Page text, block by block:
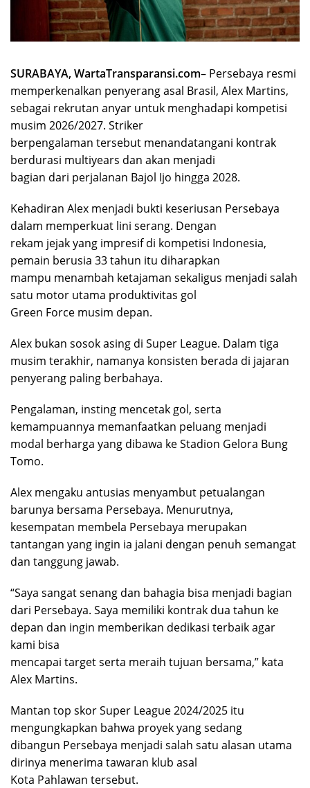
SURABAYA, WartaTransparansi.com– Persebaya resmi
memperkenalkan penyerang asal Brasil, Alex Martins,
sebagai rekrutan anyar untuk menghadapi kompetisi
musim 2026/2027. Striker
berpengalaman tersebut menandatangani kontrak
berdurasi multiyears dan akan menjadi
bagian dari perjalanan Bajol Ijo hingga 2028.
Kehadiran Alex menjadi bukti keseriusan Persebaya
dalam memperkuat lini serang. Dengan
rekam jejak yang impresif di kompetisi Indonesia,
pemain berusia 33 tahun itu diharapkan
mampu menambah ketajaman sekaligus menjadi salah
satu motor utama produktivitas gol
Green Force musim depan.
Alex bukan sosok asing di Super League. Dalam tiga
musim terakhir, namanya konsisten berada di jajaran
penyerang paling berbahaya.
Pengalaman, insting mencetak gol, serta
kemampuannya memanfaatkan peluang menjadi
modal berharga yang dibawa ke Stadion Gelora Bung
Tomo.
Alex mengaku antusias menyambut petualangan
barunya bersama Persebaya. Menurutnya,
kesempatan membela Persebaya merupakan
tantangan yang ingin ia jalani dengan penuh semangat
dan tanggung jawab.
“Saya sangat senang dan bahagia bisa menjadi bagian
dari Persebaya. Saya memiliki kontrak dua tahun ke
depan dan ingin memberikan dedikasi terbaik agar
kami bisa
mencapai target serta meraih tujuan bersama,” kata
Alex Martins.
Mantan top skor Super League 2024/2025 itu
mengungkapkan bahwa proyek yang sedang
dibangun Persebaya menjadi salah satu alasan utama
dirinya menerima tawaran klub asal
Kota Pahlawan tersebut.